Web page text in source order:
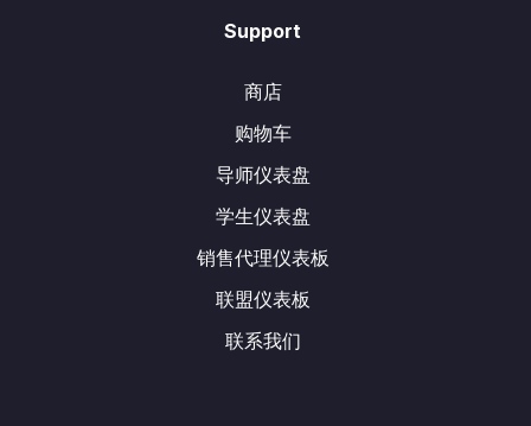
Support
商店
购物车
导师仪表盘
学生仪表盘
销售代理仪表板
联盟仪表板
联系我们